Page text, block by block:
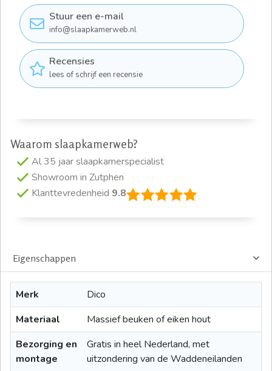
Stuur een e-mail
info@slaapkamerweb.nl
Recensies
lees of schrijf een recensie
Waarom slaapkamerweb?
Al 35 jaar slaapkamerspecialist
Showroom in Zutphen
Klanttevredenheid 9.8
Eigenschappen
Merk
Dico
Materiaal
Massief beuken of eiken hout
Bezorging en
montage
Gratis in heel Nederland, met
uitzondering van de Waddeneilanden